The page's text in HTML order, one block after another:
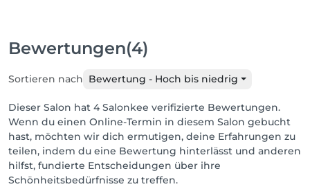
Bewertungen(4)
Sortieren nach Bewertung - Hoch bis niedrig
Dieser Salon hat 4 Salonkee verifizierte Bewertungen.
Wenn du einen Online-Termin in diesem Salon gebucht
hast, möchten wir dich ermutigen, deine Erfahrungen zu
teilen, indem du eine Bewertung hinterlässt und anderen
hilfst, fundierte Entscheidungen über ihre
Schönheitsbedürfnisse zu treffen.